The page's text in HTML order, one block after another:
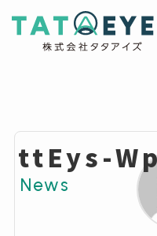
建設業に強い、経営改
ttEys-